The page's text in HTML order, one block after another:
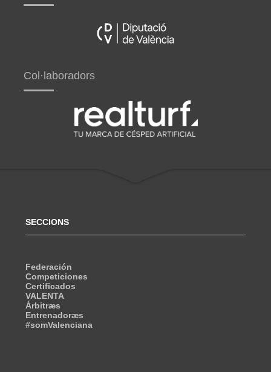
Col·laboradors
SECCIONS
Federación
Competiciones
Certificados
VALENTA
Árbitræs
Entrenadoræs
#somValenciana